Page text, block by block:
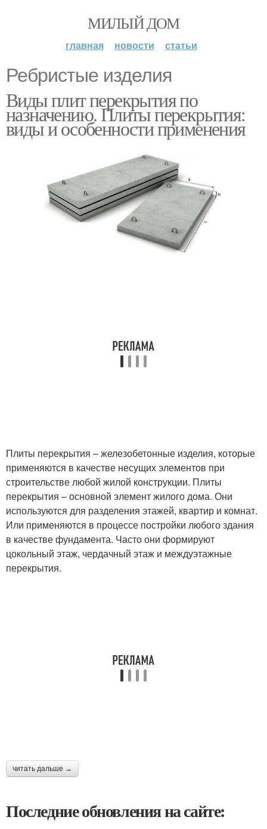
МИЛЫЙ ДОМ
главная новости статьи
Ребристые изделия
Виды плит перекрытия по
назначению. Плиты перекрытия:
виды и особенности применения
Плиты перекрытия – железобетонные изделия, которые
применяются в качестве несущих элементов при
строительстве любой жилой конструкции. Плиты
перекрытия – основной элемент жилого дома. Они
используются для разделения этажей, квартир и комнат.
Или применяются в процессе постройки любого здания
в качестве фундамента. Часто они формируют
цокольный этаж, чердачный этаж и междуэтажные
перекрытия.
читать дальше →
Последние обновления на сайте: